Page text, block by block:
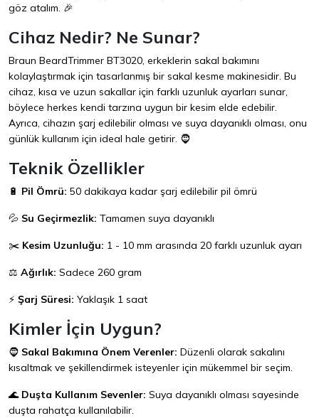
göz atalım. 🎉
Cihaz Nedir? Ne Sunar?
Braun BeardTrimmer BT3020, erkeklerin sakal bakımını
kolaylaştırmak için tasarlanmış bir sakal kesme makinesidir. Bu
cihaz, kısa ve uzun sakallar için farklı uzunluk ayarları sunar,
böylece herkes kendi tarzına uygun bir kesim elde edebilir.
Ayrıca, cihazın şarj edilebilir olması ve suya dayanıklı olması, onu
günlük kullanım için ideal hale getirir. 🧔
Teknik Özellikler
🔋 Pil Ömrü: 50 dakikaya kadar şarj edilebilir pil ömrü
💦 Su Geçirmezlik: Tamamen suya dayanıklı
✂️ Kesim Uzunluğu: 1 - 10 mm arasında 20 farklı uzunluk ayarı
⚖️ Ağırlık: Sadece 260 gram
⚡ Şarj Süresi: Yaklaşık 1 saat
Kimler İçin Uygun?
🧔 Sakal Bakımına Önem Verenler: Düzenli olarak sakalını
kısaltmak ve şekillendirmek isteyenler için mükemmel bir seçim.
🌊 Duşta Kullanım Sevenler: Suya dayanıklı olması sayesinde
duşta rahatça kullanılabilir.